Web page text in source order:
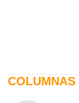
COLUMNAS